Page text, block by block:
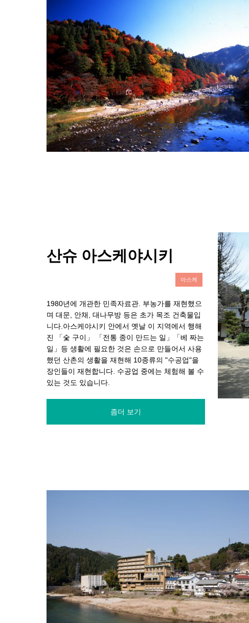
산슈 아스케야시키
아스케
1980년에 개관한 민족자료관. 부농가를 재현했으
며 대문, 안채, 대나무방 등은 초가 목조 건축물입
니다.아스케야시키 안에서 옛날 이 지역에서 행해
진 「숯 구이」 「전통 종이 만드는 일」「베 짜는
일」등 생활에 필요한 것은 손으로 만들어서 사용
했던 산촌의 생활을 재현해 10종류의 "수공업"을
장인들이 재현합니다. 수공업 중에는 체험해 볼 수
있는 것도 있습니다.
좀더 보기